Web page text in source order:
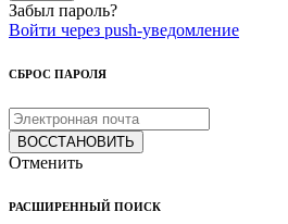
Забыл пароль?
Войти через push-уведомление
СБРОС ПАРОЛЯ
ВОССТАНОВИТЬ
Отменить
РАСШИРЕННЫЙ ПОИСК